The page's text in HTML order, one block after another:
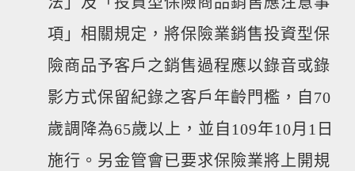
項」相關規定，將保險業銷售投資型保
險商品予客戶之銷售過程應以錄音或錄
影方式保留紀錄之客戶年齡門檻，自70
歲調降為65歲以上，並自109年10月1日
施行。另金管會已要求保險業將上開規